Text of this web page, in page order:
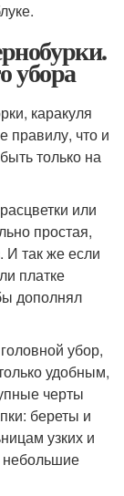
убора
каракуля
правилу, что и
только на
или
простая,
И так же если
платке
дополнял
убор,
удобным,
черты
береты и
узких и
небольшие